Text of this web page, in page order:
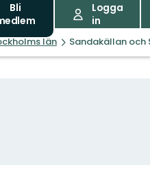
Bli
Logga
in
län Sandakällan och